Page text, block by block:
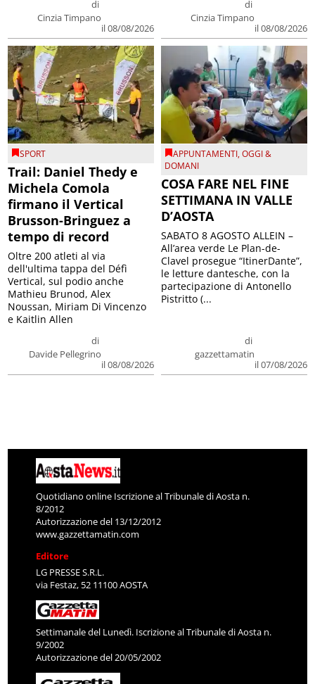
di
Cinzia Timpano
il 08/08/2026
di
Cinzia Timpano
il 08/08/2026
SPORT
Trail: Daniel Thedy e
Michela Comola
firmano il Vertical
Brusson-Bringuez a
tempo di record
di
Davide Pellegrino
il 08/08/2026
Oltre 200 atleti al via
dell'ultima tappa del Défì
Vertical, sul podio anche
Mathieu Brunod, Alex
Noussan, Miriam Di Vincenzo
e Kaitlin Allen
APPUNTAMENTI,OGGI &
DOMANI
COSA FARE NEL FINE
SETTIMANA IN VALLE
D’AOSTA
di
gazzettamatin
il 07/08/2026
SABATO 8 AGOSTO ALLEIN –
All’area verde Le Plan-de-
Clavel prosegue “ItinerDante”,
le letture dantesche, con la
partecipazione di Antonello
Pistritto (...
Quotidiano online Iscrizione al Tribunale di Aosta n.
8/2012
Autorizzazione del 13/12/2012
www.gazzettamatin.com
Editore
LG PRESSE S.R.L.
via Festaz, 52 11100 AOSTA
Settimanale del Lunedì. Iscrizione al Tribunale di Aosta n.
9/2002
Autorizzazione del 20/05/2002